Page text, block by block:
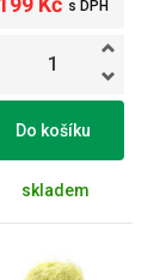
s DPH
Do košíku
skladem